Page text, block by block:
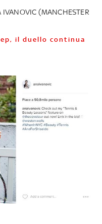
IVANOVIC (MANCHESTER
il duello continua